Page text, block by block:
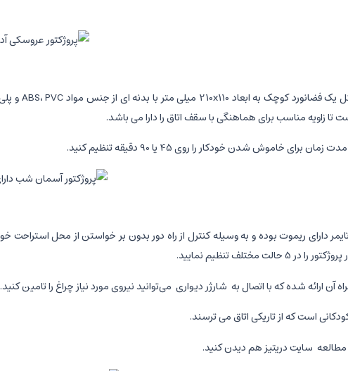
تا زاویه مناسب برای هماهنگی با سقف اتاق را دارا می باشد.
خاموش شدن خودکار را روی 45 یا 90 دقیقه تنظیم کنید.
مختلف تنظیم نمایید.
شارژر دیواری می‌توانید نیروی مورد نیاز چراغ را تامین کنید.
است که از تاریکی اتاق می ترسند.
سایت دریتیز هم دیدن کنید.